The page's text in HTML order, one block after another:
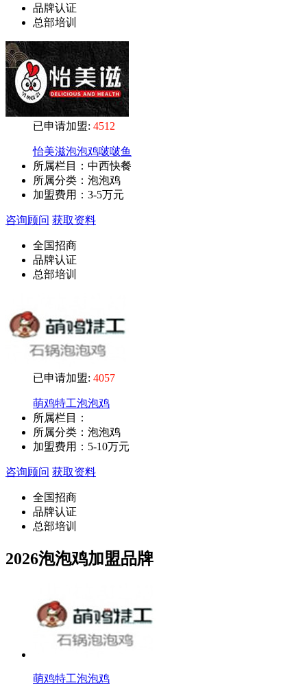
品牌认证
总部培训
已申请加盟: 4512
怡美滋泡泡鸡啵啵鱼
所属栏目：中西快餐
所属分类：泡泡鸡
加盟费用： 3-5万元
咨询顾问 获取资料
全国招商
品牌认证
总部培训
已申请加盟: 4057
萌鸡特工泡泡鸡
所属栏目：
所属分类：泡泡鸡
加盟费用： 5-10万元
咨询顾问 获取资料
全国招商
品牌认证
总部培训
2026泡泡鸡加盟品牌
萌鸡特工泡泡鸡